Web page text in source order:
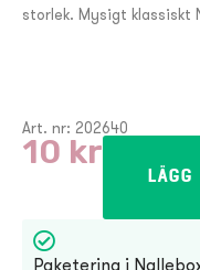
storlek. Mysigt klassiskt
Art. nr: 202640
10 kr